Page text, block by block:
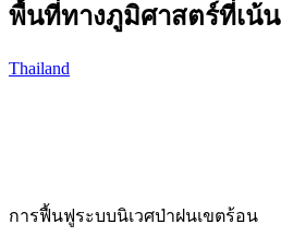
พื้นที่ทางภูมิศาสตร์ที่เน้น
Thailand
การฟื้นฟูระบบนิเวศป่าฝนเขตร้อน